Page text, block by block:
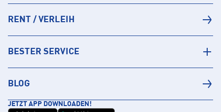
RENT / VERLEIH
BESTER SERVICE
BLOG
JETZT APP DOWNLOADEN!